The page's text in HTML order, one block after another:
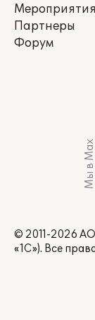
Мероприятия
Партнеры
Форум
Мы в Max
© 2011-2026
«1С»). Все